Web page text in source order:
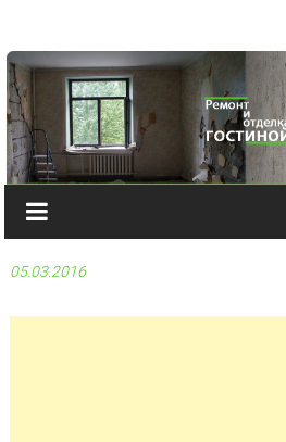
05.03.2016